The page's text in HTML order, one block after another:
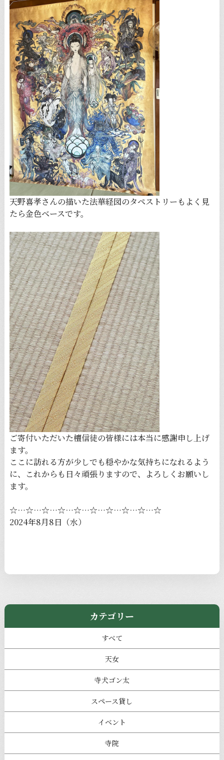
天野喜孝さんの描いた法華経図のタペストリーもよく見
たら金色ベースです。
ご寄付いただいた檀信徒の皆様には本当に感謝申し上げ
ます。
ここに訪れる方が少しでも穏やかな気持ちになれるよう
に、これからも日々頑張りますので、よろしくお願いし
ます。
☆…☆…☆…☆…☆…☆…☆…☆…☆…☆
2024年8月8日（水）
カテゴリー
すべて
天女
寺犬ゴン太
スペース貸し
イベント
寺院